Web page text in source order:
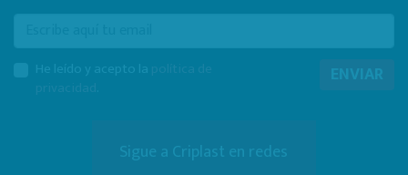
ENVIAR
Sigue a Criplast en redes